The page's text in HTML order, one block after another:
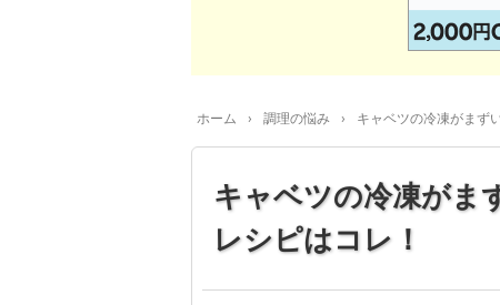
ホーム › 調理の悩み › キャベツの冷凍がまず
キャベツの冷凍がま
レシピはコレ！